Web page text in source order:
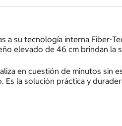
a su tecnología interna Fiber-
elevado de 46 cm brindan la
en cuestión de minutos sin
la solución práctica y